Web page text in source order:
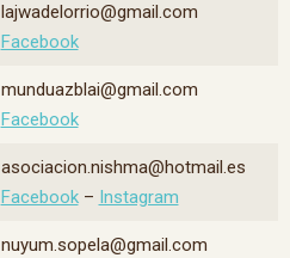
lajwadelorrio@gmail.com
Facebook
munduazblai@gmail.com
Facebook
asociacion.nishma@hotmail.es
Facebook– Instagram
nuyum.sopela@gmail.com